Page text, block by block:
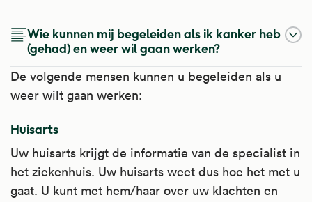
Wie kunnen mij begeleiden als ik kanker heb
(gehad) en weer wil gaan werken?
De volgende mensen kunnen u begeleiden als u
weer wilt gaan werken:
Huisarts
Uw huisarts krijgt de informatie van de specialist in
het ziekenhuis. Uw huisarts weet dus hoe het met u
gaat. U kunt met hem/haar over uw klachten en